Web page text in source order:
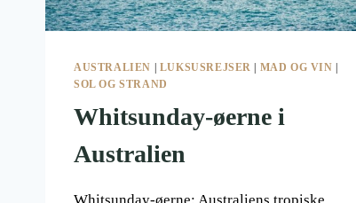
AUSTRALIEN LUKSUSREJSER MAD OG VIN
SOL OG STRAND
Whitsunday-øerne i
Australien